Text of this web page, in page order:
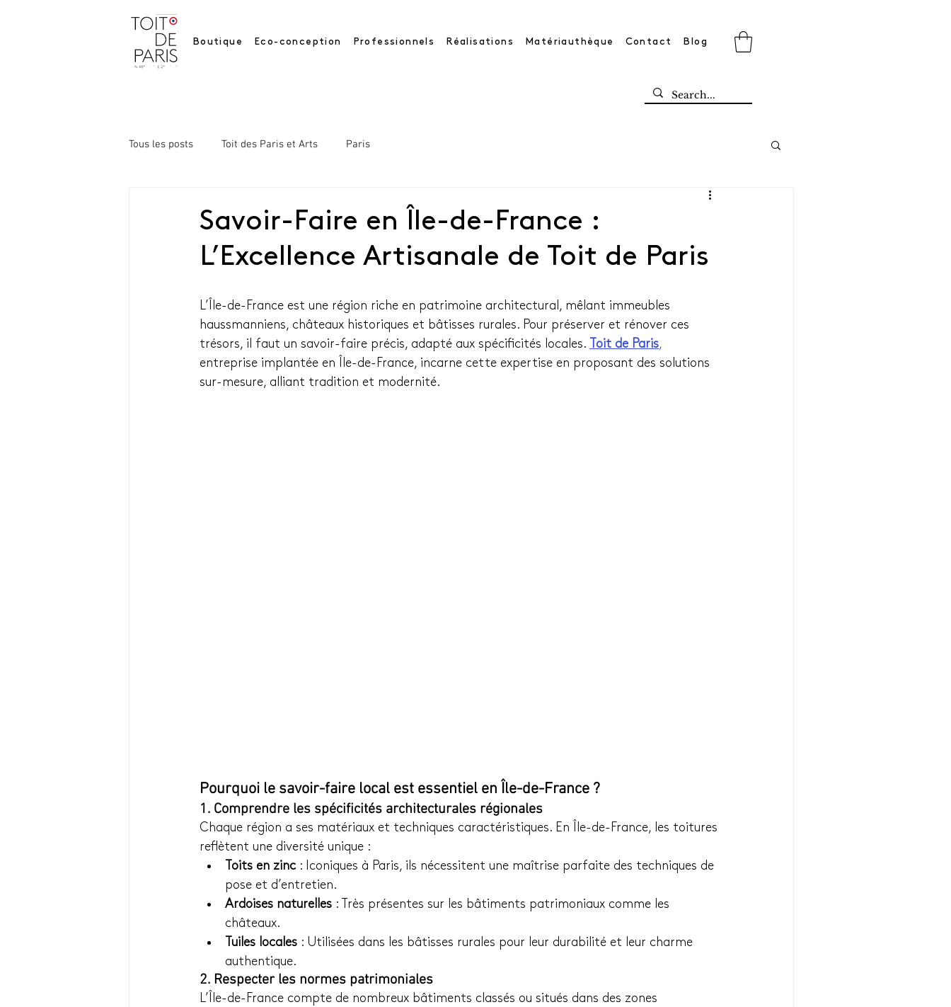
Boutique Eco-conception Professionnels Réalisations Matériauthèque Contact Blog
Tous les posts Toit des Paris et Arts Paris
Savoir-Faire en Île-de-France :
L’Excellence Artisanale de Toit de Paris
L’Île-de-France est une région riche en patrimoine architectural, mêlant immeubles
haussmanniens, châteaux historiques et bâtisses rurales. Pour préserver et rénover ces
trésors, il faut un savoir-faire précis, adapté aux spécificités locales. Toit de Paris,
entreprise implantée en Île-de-France, incarne cette expertise en proposant des solutions
sur-mesure, alliant tradition et modernité.
Pourquoi le savoir-faire local est essentiel en Île-de-France ?
1. Comprendre les spécificités architecturales régionales
Chaque région a ses matériaux et techniques caractéristiques. En Île-de-France, les toitures
reflètent une diversité unique :
Toits en zinc : Iconiques à Paris, ils nécessitent une maîtrise parfaite des techniques de
pose et d’entretien.
Ardoises naturelles : Très présentes sur les bâtiments patrimoniaux comme les
châteaux.
Tuiles locales : Utilisées dans les bâtisses rurales pour leur durabilité et leur charme
authentique.
2. Respecter les normes patrimoniales
L’Île-de-France compte de nombreux bâtiments classés ou situés dans des zones